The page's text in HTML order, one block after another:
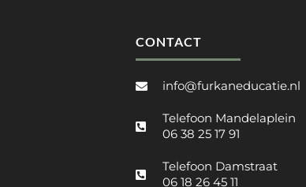
CONTACT
info@furkaneducatie.nl
Telefoon Mandelaplein
06 38 25 17 91
Telefoon Damstraat
06 18 26 45 11